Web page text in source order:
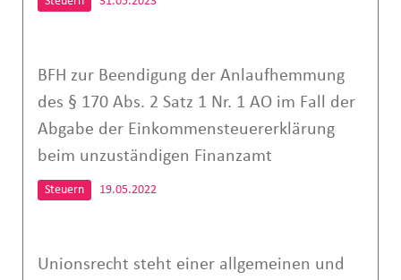
BFH zur Beendigung der Anlaufhemmung
des § 170 Abs. 2 Satz 1 Nr. 1 AO im Fall der
Abgabe der Einkommensteuererklärung
beim unzuständigen Finanzamt
Steuern 19.05.2022
Unionsrecht steht einer allgemeinen und